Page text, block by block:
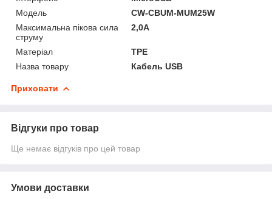
Мoдель
CW-CBUM-MUM25W
Максимальна пікова сила
струму
2,0A
Матеріал
TPE
Назва товару
Кабель USB
Приховати
Відгуки про товар
Ще немає відгуків про цей товар
Умови доставки